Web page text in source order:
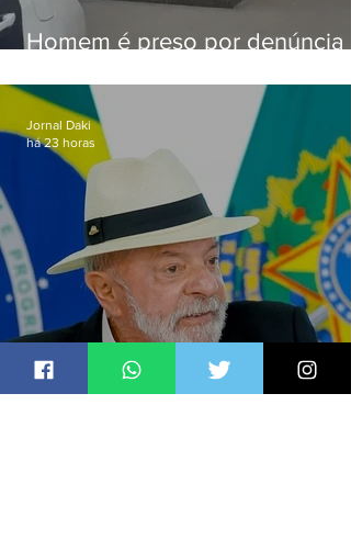
Homem é preso por denúncia
Alcântara
Jornal Daki
há 23 horas